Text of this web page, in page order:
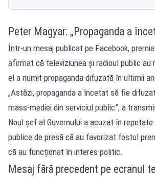
Peter Magyar: „Propaganda a
Într-un mesaj publicat pe Facebook,
afirmat că televiziunea și radioul public au
el a numit propaganda difuzată în ultimii
„Astăzi, propaganda a încetat să fie
mass-mediei din serviciul public”, a
Noul șef al Guvernului a acuzat în
publice de presă că au favorizat fostul
că au funcționat în interes politic.
Mesaj fără precedent pe ecranul